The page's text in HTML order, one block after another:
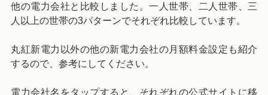
他の電力会社と比較しました。一人世帯、二人世帯、三
人以上の世帯の3パターンでそれぞれ比較しています。
丸紅新電力以外の他の新電力会社の月額料金設定も紹介
するので、参考にしてください。
電力会社名をタップすると、それぞれの公式サイトに移